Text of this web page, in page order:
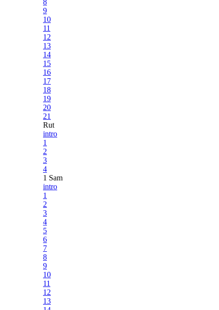
9
10
11
12
13
14
15
16
17
18
19
20
21
Rut
intro
1
2
3
4
1 Sam
intro
1
2
3
4
5
6
7
8
9
10
11
12
13